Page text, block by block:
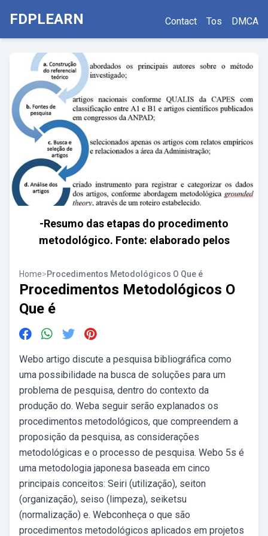
FDPLEARN Contact Tos DMCA
-Resumo das etapas do procedimento
metodológico. Fonte: elaborado pelos
Home>Procedimentos Metodológicos O Que é
Procedimentos Metodológicos O
Que é
Webo artigo discute a pesquisa bibliográfica como
uma possibilidade na busca de soluções para um
problema de pesquisa, dentro do contexto da
produção do. Weba seguir serão explanados os
procedimentos metodológicos, que compreendem a
proposição da pesquisa, as considerações
metodológicas e o processo de pesquisa. Webo 5s é
uma metodologia japonesa baseada em cinco
principais conceitos: Seiri (utilização), seiton
(organização), seiso (limpeza), seiketsu
(normalização) e. Webconheça o que são
procedimentos metodológicos aplicados em projetos